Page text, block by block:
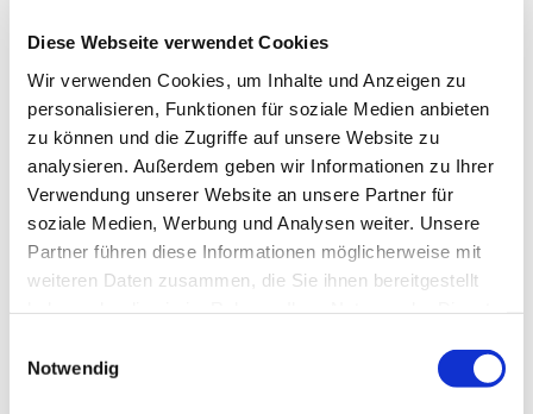
Diese Webseite verwendet Cookies
Wir verwenden Cookies, um Inhalte und Anzeigen zu
personalisieren, Funktionen für soziale Medien anbieten
zu können und die Zugriffe auf unsere Website zu
analysieren. Außerdem geben wir Informationen zu Ihrer
Verwendung unserer Website an unsere Partner für
soziale Medien, Werbung und Analysen weiter. Unsere
Partner führen diese Informationen möglicherweise mit
weiteren Daten zusammen, die Sie ihnen bereitgestellt
Notwendig
Dies könnte Sie auch
interessieren